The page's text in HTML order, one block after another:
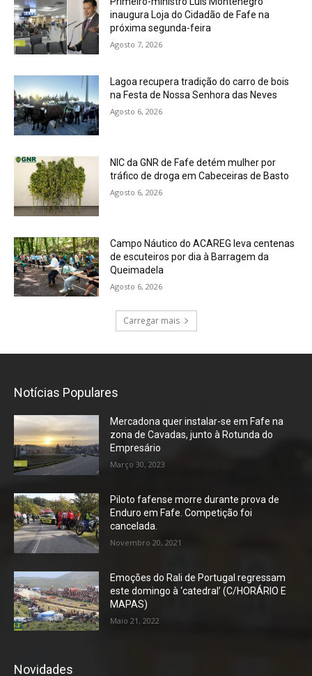
inaugura Loja do Cidadão de Fafe na
próxima segunda-feira
Agosto 7, 2026
Lagoa recupera tradição do carro de bois
na Festa de Nossa Senhora das Neves
Agosto 6, 2026
NIC da GNR de Fafe detém mulher por
tráfico de droga em Cabeceiras de Basto
Agosto 6, 2026
Campo Náutico do ACAREG leva centenas
de escuteiros por dia à Barragem da
Queimadela
Agosto 6, 2026
Carregar mais
Notícias Populares
Mercadona quer instalar-se em Fafe na
zona de Cavadas, junto à Rotunda do
Empresário
Março 30, 2023
Piloto fafense morre durante prova de
Enduro em Fafe. Competição foi
cancelada.
Novembro 20, 2021
Emoções do Rali de Portugal regressam
este domingo à ‘catedral’ (C/HORÁRIO E
MAPAS)
Maio 21, 2022
Novidades